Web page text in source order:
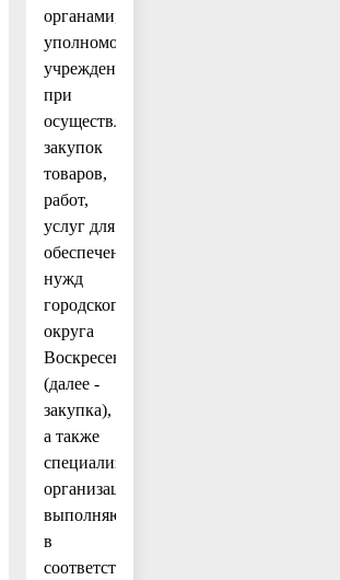
органами,
уполномоченными
учреждениями
при
осуществлении
закупок
товаров,
работ,
услуг для
обеспечения
нужд
городского
округа
Воскресенск
(далее -
закупка),
а также
специализированными
организациями,
выполняющими
в
соответствии